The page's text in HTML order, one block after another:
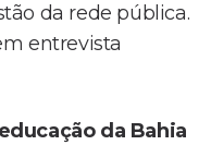
da rede pública.
entrevista
da Bahia